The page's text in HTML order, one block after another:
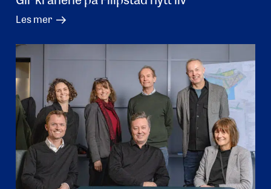
Les mer